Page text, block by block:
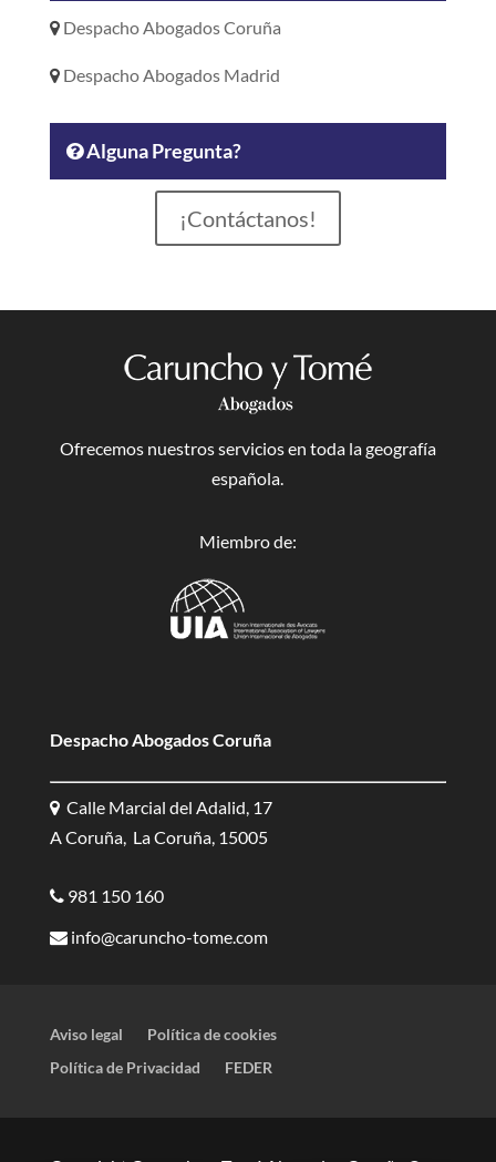
Despacho Abogados Coruña
Despacho Abogados Madrid
Alguna Pregunta?
¡Contáctanos!
Ofrecemos nuestros servicios en toda la geografía
española.
Miembro de:
Despacho Abogados Coruña
Calle Marcial del Adalid, 17
A Coruña, La Coruña, 15005
981 150 160
info@caruncho-tome.com
Aviso legal
Política de cookies
Política de Privacidad
FEDER